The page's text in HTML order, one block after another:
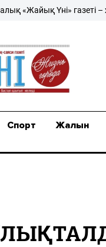
Үні» газеті –
Спорт Жалын